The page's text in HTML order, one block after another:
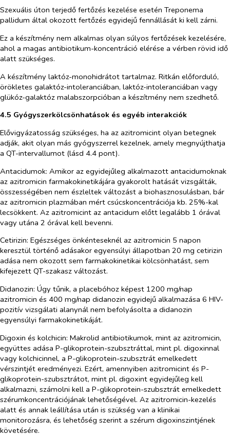
Szexuális úton terjedő fertőzés kezelése esetén Treponema
pallidum által okozott fertőzés egyidejű fennállását ki kell zárni.
Ez a készítmény nem alkalmas olyan súlyos fertőzések kezelésére,
ahol a magas antibiotikum-koncentráció elérése a vérben rövid idő
alatt szükséges.
A készítmény laktóz-monohidrátot tartalmaz. Ritkán előforduló,
örökletes galaktóz-intoleranciában, laktóz-intoleranciában vagy
glükóz-galaktóz malabszorpcióban a készítmény nem szedhető.
4.5 Gyógyszerkölcsönhatások és egyéb interakciók
Elővigyázatosság szükséges, ha az azitromicint olyan betegnek
adják, akit olyan más gyógyszerrel kezelnek, amely megnyújthatja
a QT-intervallumot (lásd 4.4 pont).
Antacidumok: Amikor az egyidejűleg alkalmazott antacidumoknak
az azitromicin farmakokinetikájára gyakorolt hatását vizsgálták,
összességében nem észleltek változást a biohasznosulásban, bár
az azitromicin plazmában mért csúcskoncentrációja kb. 25%-kal
lecsökkent. Az azitromicint az antacidum előtt legalább 1 órával
vagy utána 2 órával kell bevenni.
Cetirizin: Egészséges önkénteseknél az azitromicin 5 napon
keresztül történő adásakor egyensúlyi állapotban 20 mg cetirizin
adása nem okozott sem farmakokinetikai kölcsönhatást, sem
kifejezett QT-szakasz változást.
Didanozin: Úgy tűnik, a placebóhoz képest 1200 mg/nap
azitromicin és 400 mg/nap didanozin egyidejű alkalmazása 6 HIV-
pozitív vizsgálati alanynál nem befolyásolta a didanozin
egyensúlyi farmakokinetikáját.
Digoxin és kolchicin: Makrolid antibiotikumok, mint az azitromicin,
együttes adása P-glikoprotein-szubsztráttal, mint pl. digoxinnal
vagy kolchicinnel, a P-glikoprotein-szubsztrát emelkedett
vérszintjét eredményezi. Ezért, amennyiben azitromicint és P-
glikoprotein-szubsztrátot, mint pl. digoxint egyidejűleg kell
alkalmazni, számolni kell a P-glikoprotein-szubsztrát emelkedett
szérumkoncentrációjának lehetőségével. Az azitromicin-kezelés
alatt és annak leállítása után is szükség van a klinikai
monitorozásra, és lehetőség szerint a szérum digoxinszintjének
követésére.